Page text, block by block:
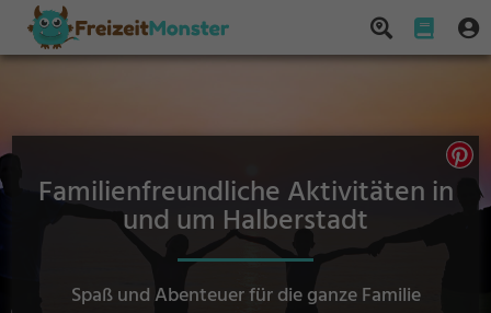
Familienfreundliche Aktivitäten in
und um Halberstadt
Spaß und Abenteuer für die ganze Familie